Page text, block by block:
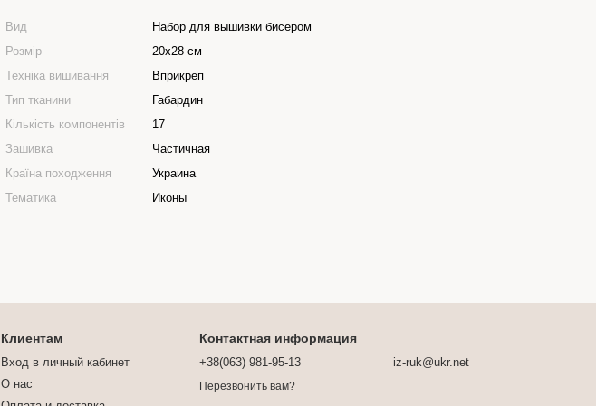
Вид
Набор для вышивки бисером
Розмір
20х28 см
Техніка вишивання
Вприкреп
Тип тканини
Габардин
Кількість компонентів
17
Зашивка
Частичная
Країна походження
Украина
Тематика
Иконы
Клиентам
Вход в личный кабинет
О нас
Контактная информация
+38(063) 981-95-13
Перезвонить вам?
iz-ruk@ukr.net